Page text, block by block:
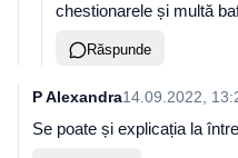
chestionarele și multă
Răspunde
P Alexandra14.09.2022,
Se poate și explicația la